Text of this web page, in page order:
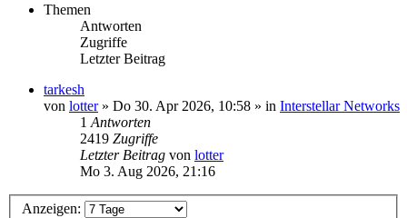
Themen
Antworten
Zugriffe
Letzter Beitrag
tarkesh
von lotter» Do 30. Apr 2026, 10:58 » in Interstellar Networks
1 Antworten
2419 Zugriffe
Letzter Beitrag von lotter
Mo 3. Aug 2026, 21:16
Anzeigen: